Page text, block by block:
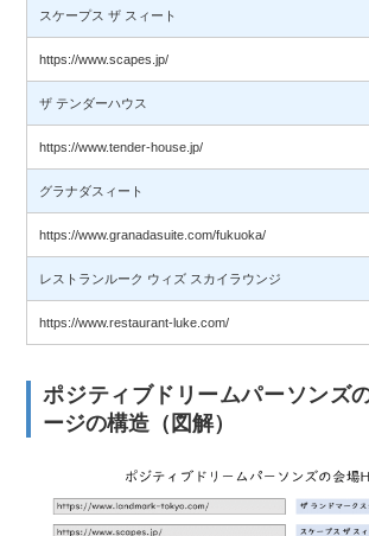
スケープス ザ スィート
https://www.scapes.jp/
ザ テンダーハウス
https://www.tender-house.jp/
グラナダスィート
https://www.granadasuite.com/fukuoka/
レストランルーク ウィズ スカイラウンジ
https://www.restaurant-luke.com/
ポジティブドリームパーソンズ
ージの構造（図解）